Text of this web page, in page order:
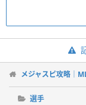
メジャスピ攻略｜
選手